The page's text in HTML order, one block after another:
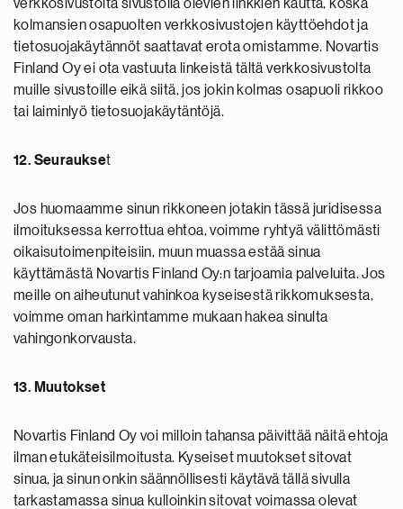
verkkosivustolta sivustolla olevien linkkien kautta, koska
kolmansien osapuolten verkkosivustojen käyttöehdot ja
tietosuojakäytännöt saattavat erota omistamme. Novartis
Finland Oy ei ota vastuuta linkeistä tältä verkkosivustolta
muille sivustoille eikä siitä, jos jokin kolmas osapuoli rikkoo
tai laiminlyö tietosuojakäytäntöjä.
12. Seuraukset
Jos huomaamme sinun rikkoneen jotakin tässä juridisessa
ilmoituksessa kerrottua ehtoa, voimme ryhtyä välittömästi
oikaisutoimenpiteisiin, muun muassa estää sinua
käyttämästä Novartis Finland Oy:n tarjoamia palveluita. Jos
meille on aiheutunut vahinkoa kyseisestä rikkomuksesta,
voimme oman harkintamme mukaan hakea sinulta
vahingonkorvausta.
13. Muutokset
Novartis Finland Oy voi milloin tahansa päivittää näitä ehtoja
ilman etukäteisilmoitusta. Kyseiset muutokset sitovat
sinua, ja sinun onkin säännöllisesti käytävä tällä sivulla
tarkastamassa sinua kulloinkin sitovat voimassa olevat